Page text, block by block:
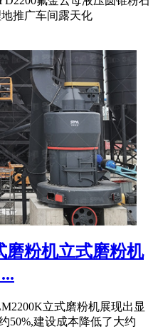
推广车间露天化
磨粉机立式磨粉机
立式磨粉机展现出显
50%,建设成本降低了大约